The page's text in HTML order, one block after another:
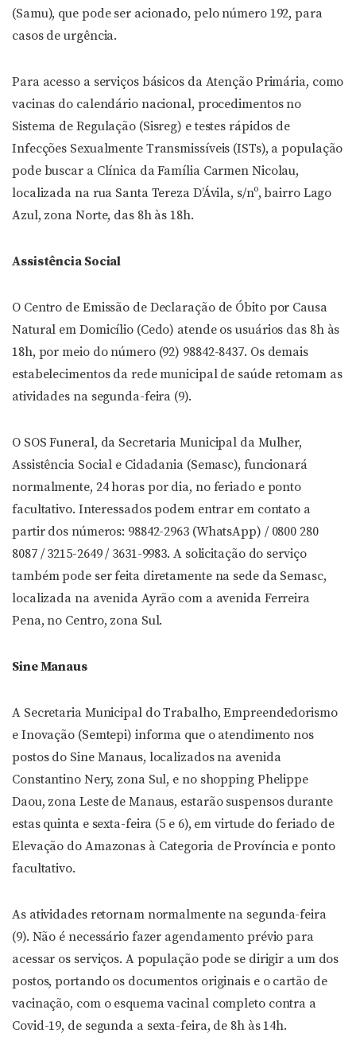
(Samu), que pode ser acionado, pelo número 192, para
casos de urgência.
Para acesso a serviços básicos da Atenção Primária, como
vacinas do calendário nacional, procedimentos no
Sistema de Regulação (Sisreg) e testes rápidos de
Infecções Sexualmente Transmissíveis (ISTs), a população
pode buscar a Clínica da Família Carmen Nicolau,
localizada na rua Santa Tereza D’Ávila, s/nº, bairro Lago
Azul, zona Norte, das 8h às 18h.
Assistência Social
O Centro de Emissão de Declaração de Óbito por Causa
Natural em Domicílio (Cedo) atende os usuários das 8h às
18h, por meio do número (92) 98842-8437. Os demais
estabelecimentos da rede municipal de saúde retomam as
atividades na segunda-feira (9).
O SOS Funeral, da Secretaria Municipal da Mulher,
Assistência Social e Cidadania (Semasc), funcionará
normalmente, 24 horas por dia, no feriado e ponto
facultativo. Interessados podem entrar em contato a
partir dos números: 98842-2963 (WhatsApp) / 0800 280
8087 / 3215-2649 / 3631-9983. A solicitação do serviço
também pode ser feita diretamente na sede da Semasc,
localizada na avenida Ayrão com a avenida Ferreira
Pena, no Centro, zona Sul.
Sine Manaus
A Secretaria Municipal do Trabalho, Empreendedorismo
e Inovação (Semtepi) informa que o atendimento nos
postos do Sine Manaus, localizados na avenida
Constantino Nery, zona Sul, e no shopping Phelippe
Daou, zona Leste de Manaus, estarão suspensos durante
estas quinta e sexta-feira (5 e 6), em virtude do feriado de
Elevação do Amazonas à Categoria de Província e ponto
facultativo.
As atividades retornam normalmente na segunda-feira
(9). Não é necessário fazer agendamento prévio para
acessar os serviços. A população pode se dirigir a um dos
postos, portando os documentos originais e o cartão de
vacinação, com o esquema vacinal completo contra a
Covid-19, de segunda a sexta-feira, de 8h às 14h.